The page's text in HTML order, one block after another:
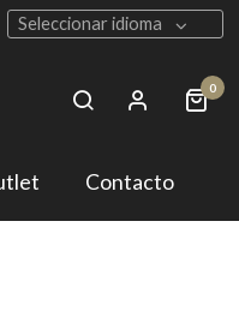
Seleccionar idioma
0
Contacto